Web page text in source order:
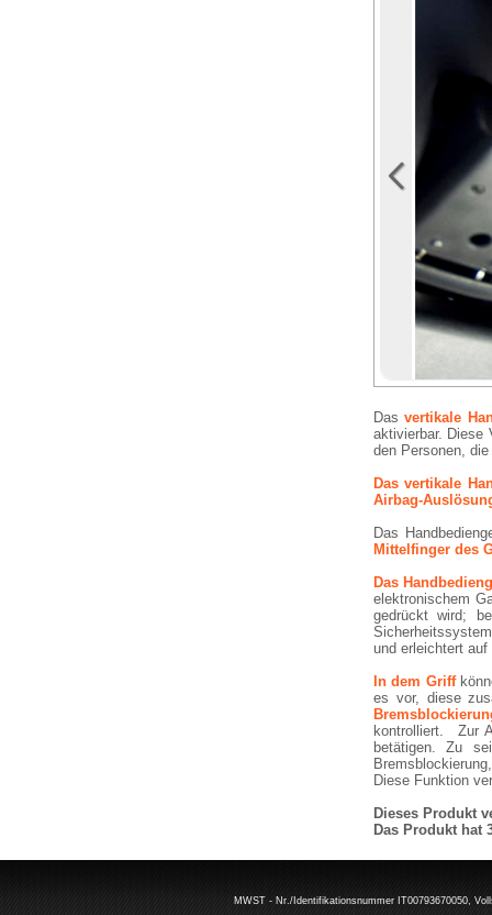
Dasvertikale
aktivierbar. Diese
den Personen,
Das vertikale
Airbag-
Das
Mittelfinger des
Das
elektronischem
gedrückt wird;
und erleichtert
In dem Griff
es vor, diese
kontrolliert. Zur
betätigen. Zu
Diese Funktion
Dieses Produkt
Das Produkt hat
MWST - Nr./Identifikationsnummer IT00793670050,